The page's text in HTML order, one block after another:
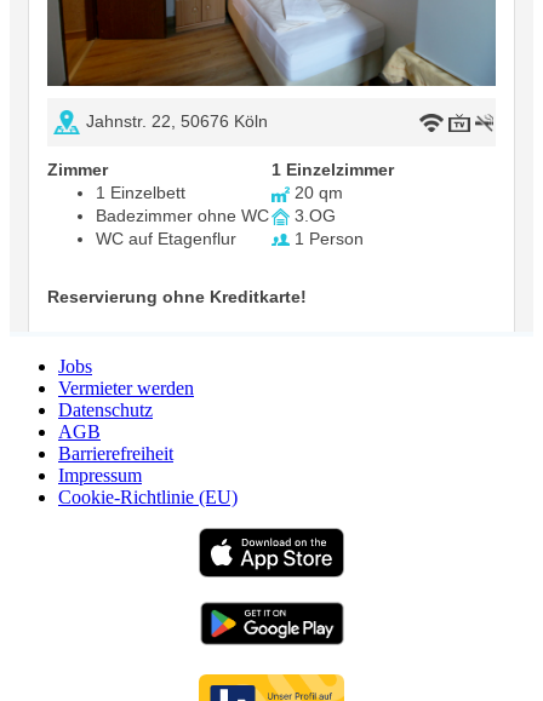
Jobs
Vermieter werden
Datenschutz
AGB
Barrierefreiheit
Impressum
Cookie-Richtlinie (EU)